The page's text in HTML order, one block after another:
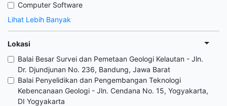
Computer Software
Lihat Lebih Banyak
Lokasi
Balai Besar Survei dan Pemetaan Geologi Kelautan - Jln.
Dr. Djundjunan No. 236, Bandung, Jawa Barat
Balai Penyelidikan dan Pengembangan Teknologi
Kebencanaan Geologi - Jln. Cendana No. 15, Yogyakarta,
DI Yogyakarta